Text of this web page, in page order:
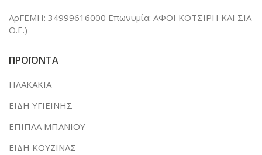
ΑρΓΕΜΗ: 34999616000 Επωνυμία: ΑΦΟΙ ΚΟΤΣΙΡΗ ΚΑΙ ΣΙΑ
Ο.Ε.)
ΠΡΟΪΟΝΤΑ
ΠΛΑΚΑΚΙΑ
ΕΙΔΗ ΥΓΙΕΙΝΗΣ
ΕΠΙΠΛΑ ΜΠΑΝΙΟΥ
ΕΙΔΗ ΚΟΥΖΙΝΑΣ